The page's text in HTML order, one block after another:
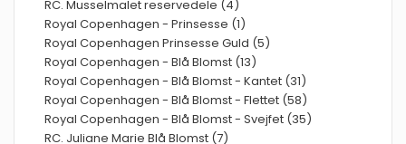
RC. Musselmalet reservedele (4)
Royal Copenhagen - Prinsesse (1)
Royal Copenhagen Prinsesse Guld (5)
Royal Copenhagen - Blå Blomst (13)
Royal Copenhagen - Blå Blomst - Kantet (31)
Royal Copenhagen - Blå Blomst - Flettet (58)
Royal Copenhagen - Blå Blomst - Svejfet (35)
RC. Juliane Marie Blå Blomst (7)